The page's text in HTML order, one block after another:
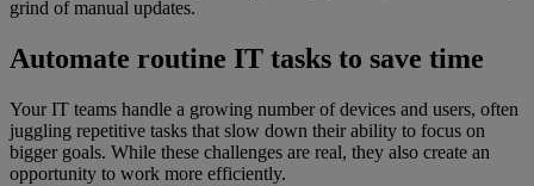
grind of manual updates.
Automate routine IT tasks to save time
Your IT teams handle a growing number of devices and users, often
juggling repetitive tasks that slow down their ability to focus on
bigger goals. While these challenges are real, they also create an
opportunity to work more efficiently.